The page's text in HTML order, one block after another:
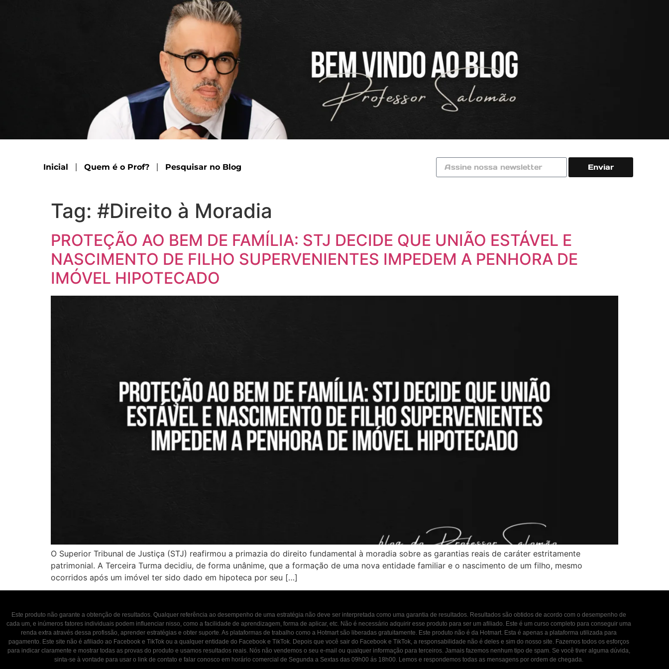
Inicial Quem é o Prof? Pesquisar no Blog Enviar
Tag: #Direito à Moradia
PROTEÇÃO AO BEM DE FAMÍLIA: STJ DECIDE QUE UNIÃO ESTÁVEL E
NASCIMENTO DE FILHO SUPERVENIENTES IMPEDEM A PENHORA DE
IMÓVEL HIPOTECADO
O Superior Tribunal de Justiça (STJ) reafirmou a primazia do direito fundamental à moradia sobre as garantias reais de caráter estritamente
patrimonial. A Terceira Turma decidiu, de forma unânime, que a formação de uma nova entidade familiar e o nascimento de um filho, mesmo
ocorridos após um imóvel ter sido dado em hipoteca por seu […]
Este produto não garante a obtenção de resultados. Qualquer referência ao desempenho de uma estratégia não deve ser interpretada como uma garantia de resultados. Resultados são obtidos de acordo com o desempenho de
cada um, e inúmeros fatores individuais podem influenciar nisso, como a facilidade de aprendizagem, forma de aplicar, etc. Não é necessário adquirir esse produto para ser um afiliado. Este é um curso completo para conseguir uma
renda extra através dessa profissão, aprender estratégias e obter suporte. As plataformas de trabalho como a Hotmart são liberadas gratuitamente. Este produto não é da Hotmart. Esta é apenas a plataforma utilizada para
pagamento. Este site não é afiliado ao Facebook e TikTok ou a qualquer entidade do Facebook e TikTok. Depois que você sair do Facebook e TikTok, a responsabilidade não é deles e sim do nosso site. Fazemos todos os esforços
para indicar claramente e mostrar todas as provas do produto e usamos resultados reais. Nós não vendemos o seu e-mail ou qualquer informação para terceiros. Jamais fazemos nenhum tipo de spam. Se você tiver alguma dúvida,
sinta-se à vontade para usar o link de contato e falar conosco em horário comercial de Segunda a Sextas das 09h00 ás 18h00. Lemos e respondemos todas as mensagens por ordem de chegada.